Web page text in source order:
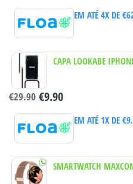
EM ATÉ 4X DE €
CAPA LOOKABE
€29.90 €9.90
EM ATÉ 1X DE €
SMARTWATCH